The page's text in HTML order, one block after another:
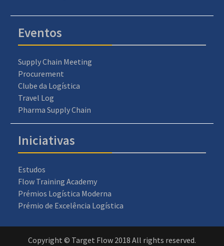
Eventos
Supply Chain Meeting
Procurement
Clube da Logística
Travel Log
Pharma Supply Chain
Iniciativas
Estudos
Flow Training Academy
Prémios Logística Moderna
Prémio de Excelência Logística
Copyright © Target Flow 2018 All rights reserved.